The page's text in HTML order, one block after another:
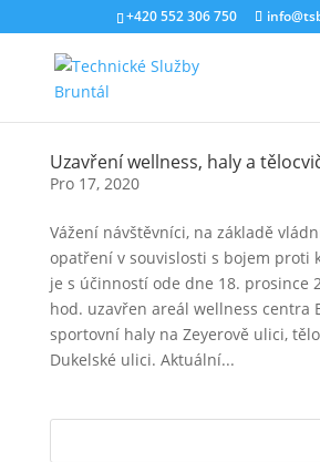
+420 552 306 750
Uzavření wellness, haly a
Pro 17, 2020
Vážení návštěvníci, na základě
opatření v souvislosti s bojem proti
je s účinností ode dne 18. prosince
hod. uzavřen areál wellness centra
sportovní haly na Zeyerově ulici,
Dukelské ulici. Aktuální...